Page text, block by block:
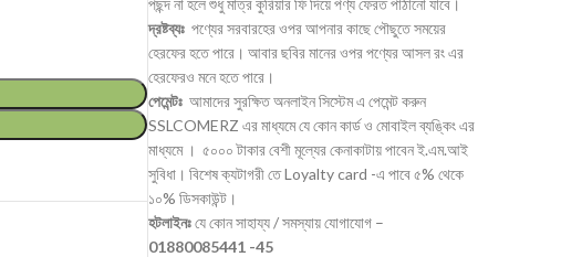
পছন্দ না হলে শুধু মাত্র কুরিয়ার ফি দিয়ে পণ্য ফেরত পাঠানো যাবে।
দ্রষ্টব্যঃ পণ্যের সরবারহের ওপর আপনার কাছে পৌছুতে সময়ের
হেরফের হতে পারে। আবার ছবির মানের ওপর পণ্যের আসল রং এর
হেরফেরও মনে হতে পারে।
পেমেন্টঃ আমাদের সুরক্ষিত অনলাইন সিস্টেম এ পেমেন্ট করুন
SSLCOMERZ এর মাধ্যমে যে কোন কার্ড ও মোবাইল ব্যঙ্কিং এর
মাধ্যমে । ৫০০০ টাকার বেশী মূল্যের কেনাকাটায় পাবেন ই.এম.আই
সুবিধা। বিশেষ ক্যটাগরী তে Loyalty card -এ পাবে ৫% থেকে
১০% ডিসকাউন্ট।
হটলাইনঃযে কোন সাহায্য / সমস্যায় যোগাযোগ –
01880085441 -45